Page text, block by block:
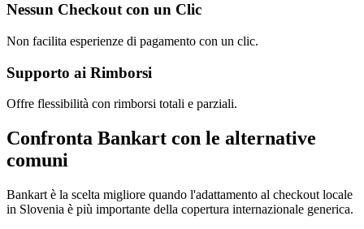
Nessun Checkout con un Clic
Non facilita esperienze di pagamento con un clic.
Supporto ai Rimborsi
Offre flessibilità con rimborsi totali e parziali.
Confronta Bankart con le alternative
comuni
Bankart è la scelta migliore quando l'adattamento al checkout locale
in Slovenia è più importante della copertura internazionale generica.